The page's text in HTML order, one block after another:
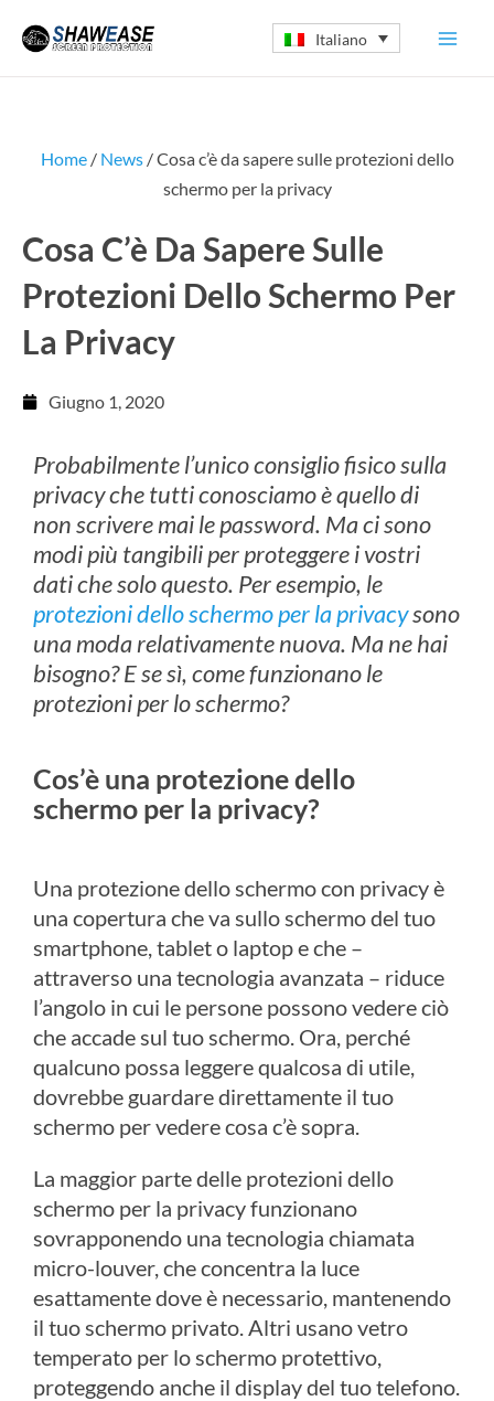
contenuto
Italiano
Home/ News/ Cosa c’è da sapere sulle protezioni dello
schermo per la privacy
Cosa C’è Da Sapere Sulle
Protezioni Dello Schermo Per
La Privacy
Giugno 1, 2020
Probabilmente l’unico consiglio fisico sulla
privacy che tutti conosciamo è quello di
non scrivere mai le password. Ma ci sono
modi più tangibili per proteggere i vostri
dati che solo questo. Per esempio, le
protezioni dello schermo per la privacysono
una moda relativamente nuova. Ma ne hai
bisogno? E se sì, come funzionano le
protezioni per lo schermo?
Cos’è una protezione dello
schermo per la privacy?
Una protezione dello schermo con privacy è
una copertura che va sullo schermo del tuo
smartphone, tablet o laptop e che –
attraverso una tecnologia avanzata – riduce
l’angolo in cui le persone possono vedere ciò
che accade sul tuo schermo. Ora, perché
qualcuno possa leggere qualcosa di utile,
dovrebbe guardare direttamente il tuo
schermo per vedere cosa c’è sopra.
La maggior parte delle protezioni dello
schermo per la privacy funzionano
sovrapponendo una tecnologia chiamata
micro-louver, che concentra la luce
esattamente dove è necessario, mantenendo
il tuo schermo privato. Altri usano vetro
temperato per lo schermo protettivo,
proteggendo anche il display del tuo telefono.